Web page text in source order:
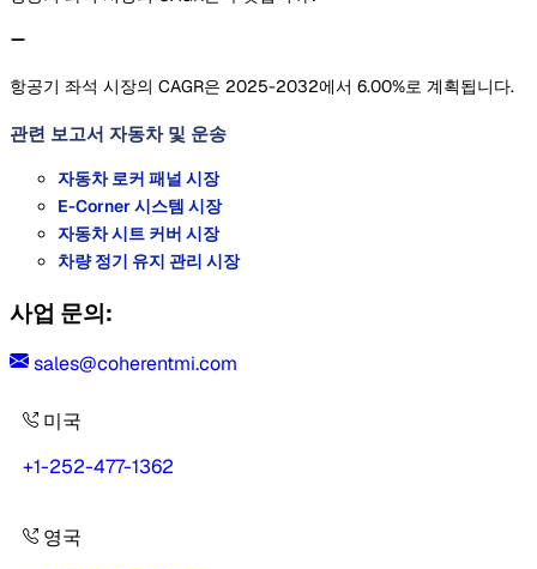
항공기 좌석 시장의 CAGR은 2025-2032에서 6.00%로 계획됩니다.
관련 보고서 자동차 및 운송
자동차 로커 패널 시장
E-Corner 시스템 시장
자동차 시트 커버 시장
차량 정기 유지 관리 시장
사업 문의:
sales@coherentmi.com
미국
+1-252-477-1362
영국